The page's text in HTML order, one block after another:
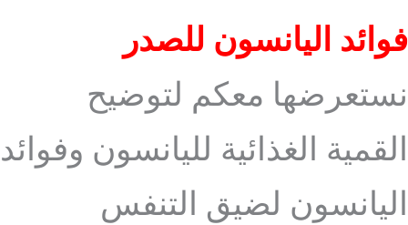
فوائد اليانسون للصدر
نستعرضها معكم لتوضيح
القمية الغذائية لليانسون وفوائد
اليانسون لضيق التنفس